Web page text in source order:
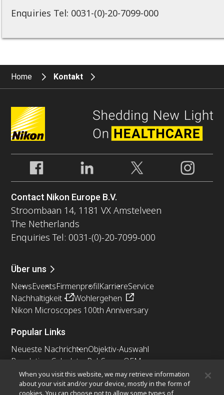
Enquiries Tel: 0031-(0)-20-7099-000
Home Kontakt
Contact Nikon Europe B.V.
Stroombaan 14, 1181 VX Amstelveen
The Netherlands
Enquiries Tel: 0031-(0)-20-7099-000
Über uns
NewsEventsFirmenprofilKarriereService
Nachhaltigkeit
Wohlergehen
Nikon Microscopes 100th Anniversary
Popular Links
Neueste NachrichtenObjektiv-Auswahl
Resolution Calculator PubScope OEM
Nikon Small World
MicroscopyU
When you visit this website, we may retrieve information
about your visit and/or your device, mostly in the form of
cookies. You can choose not to allow some types of